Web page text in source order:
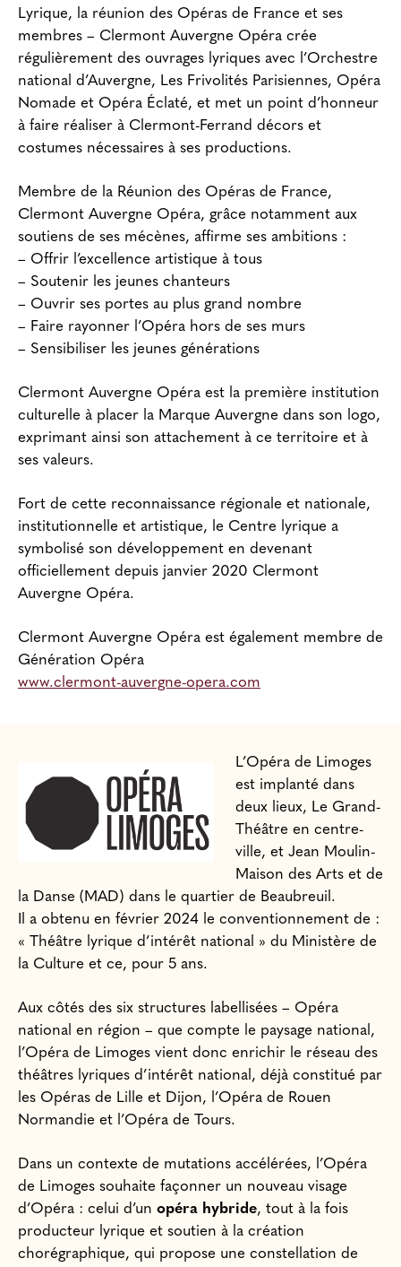
Lyrique, la réunion des Opéras de France et ses
membres – Clermont Auvergne Opéra crée
régulièrement des ouvrages lyriques avec l’Orchestre
national d’Auvergne, Les Frivolités Parisiennes, Opéra
Nomade et Opéra Éclaté, et met un point d’honneur
à faire réaliser à Clermont-Ferrand décors et
costumes nécessaires à ses productions.
Membre de la Réunion des Opéras de France,
Clermont Auvergne Opéra, grâce notamment aux
soutiens de ses mécènes, affirme ses ambitions :
– Offrir l’excellence artistique à tous
– Soutenir les jeunes chanteurs
– Ouvrir ses portes au plus grand nombre
– Faire rayonner l’Opéra hors de ses murs
– Sensibiliser les jeunes générations
Clermont Auvergne Opéra est la première institution
culturelle à placer la Marque Auvergne dans son logo,
exprimant ainsi son attachement à ce territoire et à
ses valeurs.
Fort de cette reconnaissance régionale et nationale,
institutionnelle et artistique, le Centre lyrique a
symbolisé son développement en devenant
officiellement depuis janvier 2020 Clermont
Auvergne Opéra.
Clermont Auvergne Opéra est également membre de
Génération Opéra
www.clermont-auvergne-opera.com
L’Opéra de Limoges
est implanté dans
deux lieux, Le Grand-
Théâtre en centre-
ville, et Jean Moulin-
Maison des Arts et de
la Danse (MAD) dans le quartier de Beaubreuil.
Il a obtenu en février 2024 le conventionnement de :
« Théâtre lyrique d’intérêt national » du Ministère de
la Culture et ce, pour 5 ans.
Aux côtés des six structures labellisées – Opéra
national en région – que compte le paysage national,
l’Opéra de Limoges vient donc enrichir le réseau des
théâtres lyriques d’intérêt national, déjà constitué par
les Opéras de Lille et Dijon, l’Opéra de Rouen
Normandie et l’Opéra de Tours.
Dans un contexte de mutations accélérées, l’Opéra
de Limoges souhaite façonner un nouveau visage
d’Opéra : celui d’un opéra hybride, tout à la fois
producteur lyrique et soutien à la création
chorégraphique, qui propose une constellation de